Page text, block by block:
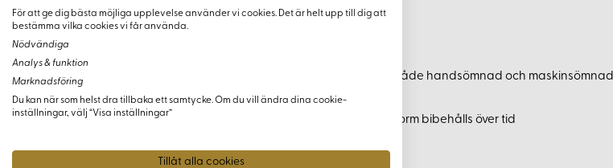
Färg:Vinröd
Mångsidighet:
Lämplig för alla typer av tyger och anpassad till både handsömnad och maskinsömnad
Exceptionell Hållbarhet:Slitstark för långvarig användning
Toppkvalitet:
Tvätt- och ljusäkta, vilket säkerställer att färg och form bibehålls över tid
För att ge dig bästa möjliga upplevelse använder vi cookies. Det är helt upp till dig att
bestämma vilka cookies vi får använda.
Nödvändiga
Analys & funktion
Marknadsföring
Du kan när som helst dra tillbaka ett samtycke. Om du vill ändra dina cookie-
inställningar, välj “Visa inställningar”
Tillåt alla cookies